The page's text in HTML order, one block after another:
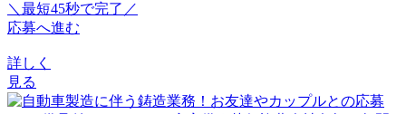
＼最短45秒で完了／
応募へ進む
詳しく
見る